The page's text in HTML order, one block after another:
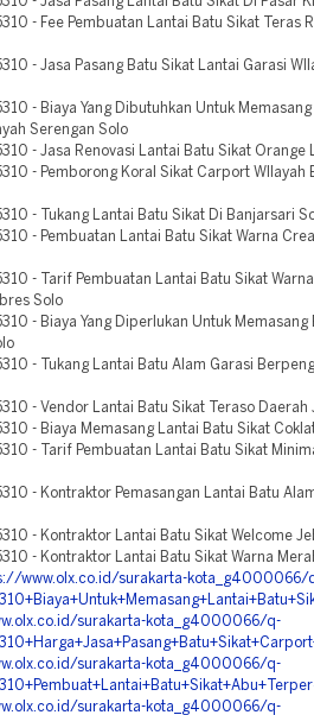
- Fee Pembuatan Lantai Batu Sikat Teras
- Jasa Pasang Batu Sikat Lantai Garasi
- Biaya Yang Dibutuhkan Untuk
Serengan Solo
- Jasa Renovasi Lantai Batu Sikat Orange
- Pemborong Koral Sikat Carport WIlayah
- Tukang Lantai Batu Sikat Di Banjarsari
- Pembuatan Lantai Batu Sikat Warna
- Tarif Pembuatan Lantai Batu Sikat
Solo
- Biaya Yang Diperlukan Untuk Memasang
- Tukang Lantai Batu Alam Garasi
- Vendor Lantai Batu Sikat Teraso Daerah
- Biaya Memasang Lantai Batu Sikat
- Tarif Pembuatan Lantai Batu Sikat
- Kontraktor Pemasangan Lantai Batu
- Kontraktor Lantai Batu Sikat Welcome
- Kontraktor Lantai Batu Sikat Warna
www.olx.co.id/surakarta-kota_g4000066/
surakarta-kota_g4000066/q-
surakarta-kota_g4000066/q-
surakarta-kota_g4000066/q-